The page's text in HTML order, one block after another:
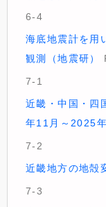
6-4
海底地震計を用
観測（地震研）
7-1
近畿・中国・四
年11月～2025
7-2
近畿地方の地殻
7-3